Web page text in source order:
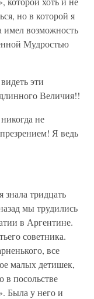
но в которой я
имел возможность
Мудростью
эти
Величия!!
не
Я ведь
тридцать
мы трудились
в Аргентине.
советника.
все
малых детишек,
в посольстве
Была у него и